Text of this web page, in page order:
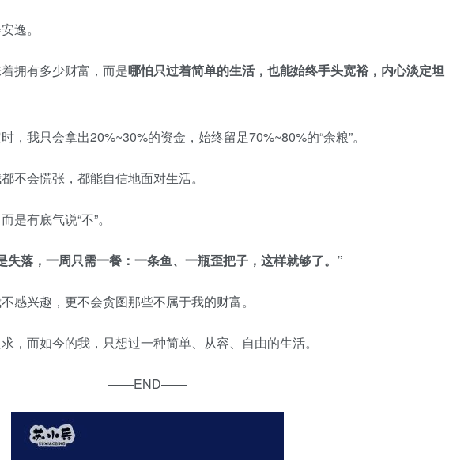
逸。
拥有多少财富，而是哪怕只过着简单的生活，也能始终手头宽裕，内心淡定坦
，我只会拿出20%~30%的资金，始终留足70%~80%的“余粮”。
不会慌张，都能自信地面对生活。
有底气说“不”。
失落，一周只需一餐：一条鱼、一瓶歪把子，这样就够了。”
感兴趣，更不会贪图那些不属于我的财富。
，而如今的我，只想过一种简单、从容、自由的生活。
——END——